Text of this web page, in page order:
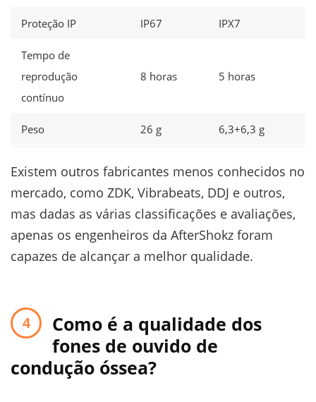
Proteção IP IP67 IPX7
Tempo de
reprodução
contínuo
8 horas 5 horas
Peso 26 g 6,3+6,3 g
Existem outros fabricantes menos conhecidos no
mercado, como ZDK, Vibrabeats, DDJ e outros,
mas dadas as várias classificações e avaliações,
apenas os engenheiros da AfterShokz foram
capazes de alcançar a melhor qualidade.
Como é a qualidade dos
fones de ouvido de
condução óssea?